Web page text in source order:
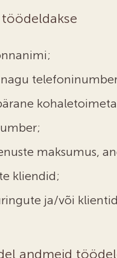
maksumus,
kliendid;
ja/või
andmeid